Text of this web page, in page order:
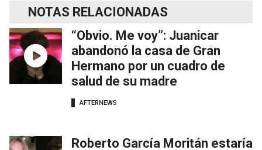
NOTAS RELACIONADAS
“Obvio. Me voy”: Juanicar
abandonó la casa de Gran
Hermano por un cuadro de
salud de su madre
AFTERNEWS
Roberto García Moritán estaría